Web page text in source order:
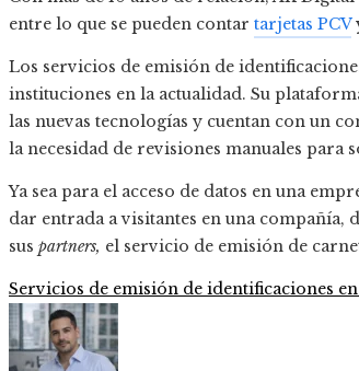
entre lo que se pueden contar tarjetas PCV
Los servicios de emisión de
instituciones en la actualidad. Su
las nuevas tecnologías y cuentan con un
la necesidad de revisiones manuales
Ya sea para el acceso de datos en una
dar entrada a visitantes en una compañía,
sus partners, el servicio de emisión de
Servicios de emisión de identificaciones en